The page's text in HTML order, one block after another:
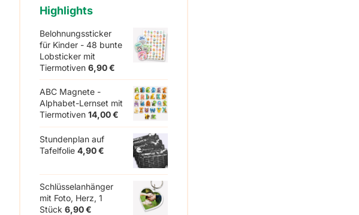
Highlights
Belohnungssticker
für Kinder - 48 bunte
Lobsticker mit
Tiermotiven 6,90€
ABC Magnete -
Alphabet-Lernset mit
Tiermotiven 14,00€
Stundenplan auf
Tafelfolie 4,90€
Schlüsselanhänger
mit Foto, Herz, 1
Stück 6,90€